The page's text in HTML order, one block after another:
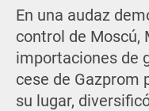
En una audaz
control de Moscú,
importaciones de
cese de Gazprom
su lugar,